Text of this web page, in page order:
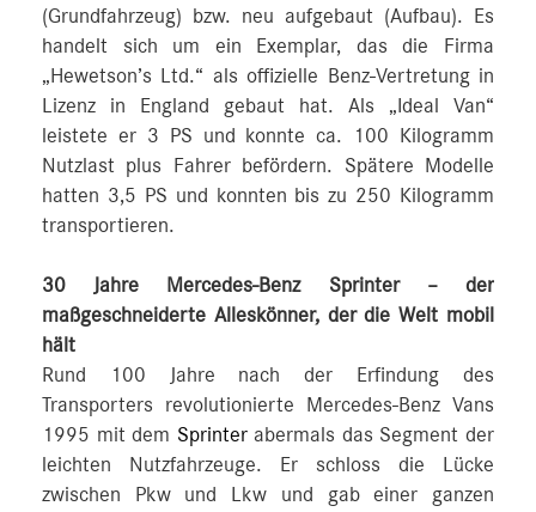
(Grundfahrzeug) bzw. neu aufgebaut (Aufbau). Es
handelt sich um ein Exemplar, das die Firma
„Hewetson’s Ltd.“ als offizielle Benz-Vertretung in
Lizenz in England gebaut hat. Als „Ideal Van“
leistete er 3 PS und konnte ca. 100 Kilogramm
Nutzlast plus Fahrer befördern. Spätere Modelle
hatten 3,5 PS und konnten bis zu 250 Kilogramm
transportieren.
30 Jahre Mercedes-Benz Sprinter – der
maßgeschneiderte Alleskönner, der die Welt mobil
hält
Rund 100 Jahre nach der Erfindung des
Transporters revolutionierte Mercedes-Benz Vans
1995 mit dem Sprinterabermals das Segment der
leichten Nutzfahrzeuge. Er schloss die Lücke
zwischen Pkw und Lkw und gab einer ganzen